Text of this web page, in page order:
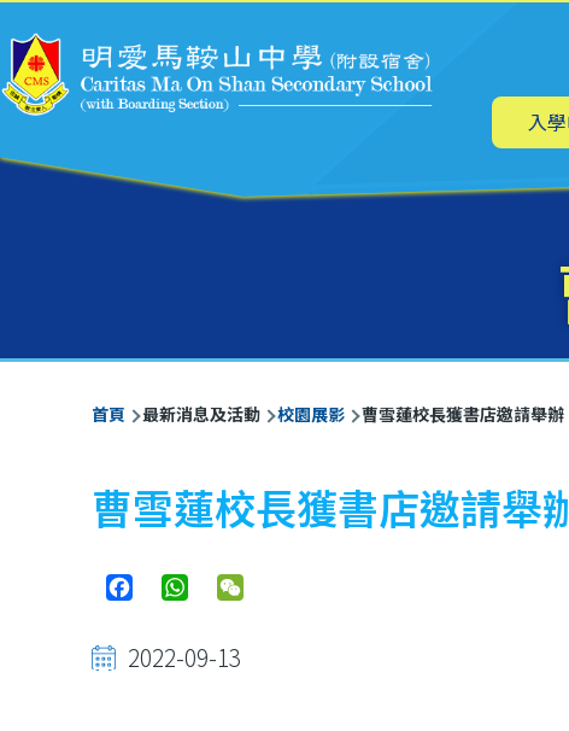
主
航 入
導
航
連
結
首頁 最新消息及活動 校園展影 曹雪蓮校長獲書店邀請舉
曹雪蓮校長獲書店邀請舉
FacebookWhatsApp
2022-09-13